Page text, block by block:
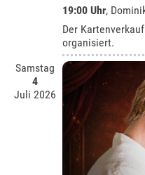
19:00 Uhr,
Der
organisiert.
Samstag
4
Juli 2026